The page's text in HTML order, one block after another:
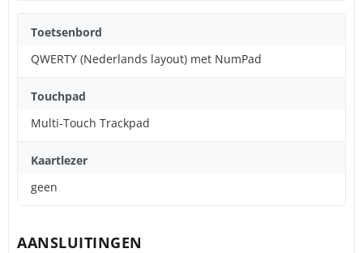
Toetsenbord
QWERTY (Nederlands layout) met NumPad
Touchpad
Multi-Touch Trackpad
Kaartlezer
geen
AANSLUITINGEN